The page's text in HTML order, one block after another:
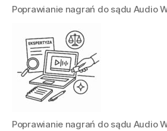
Poprawianie nagrań do sądu Audio
Poprawianie nagrań do sądu Audio